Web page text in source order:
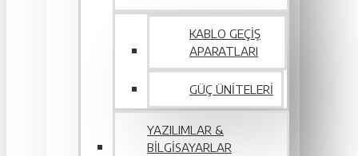
KABLO GEÇIŞ
APARATLARI
GÜÇ ÜNITELERI
YAZILIMLAR &
BILGISAYARLAR